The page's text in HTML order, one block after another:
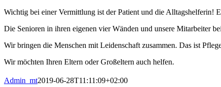
Wichtig bei einer Vermittlung ist der Patient und die Alltagshelferin!
Die Senioren in ihren eigenen vier Wänden und unsere Mitarbeiter
Wir bringen die Menschen mit Leidenschaft zusammen. Das ist
Wir möchten Ihren Eltern oder Großeltern auch helfen.
Admin_mt2019-06-28T11:11:09+02:00